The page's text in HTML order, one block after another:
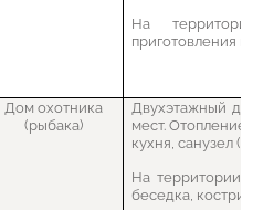
На
приготовления
Дом охотника
(рыбака)
Двухэтажный
мест. Отопление
кухня, санузел
На территории
беседка,